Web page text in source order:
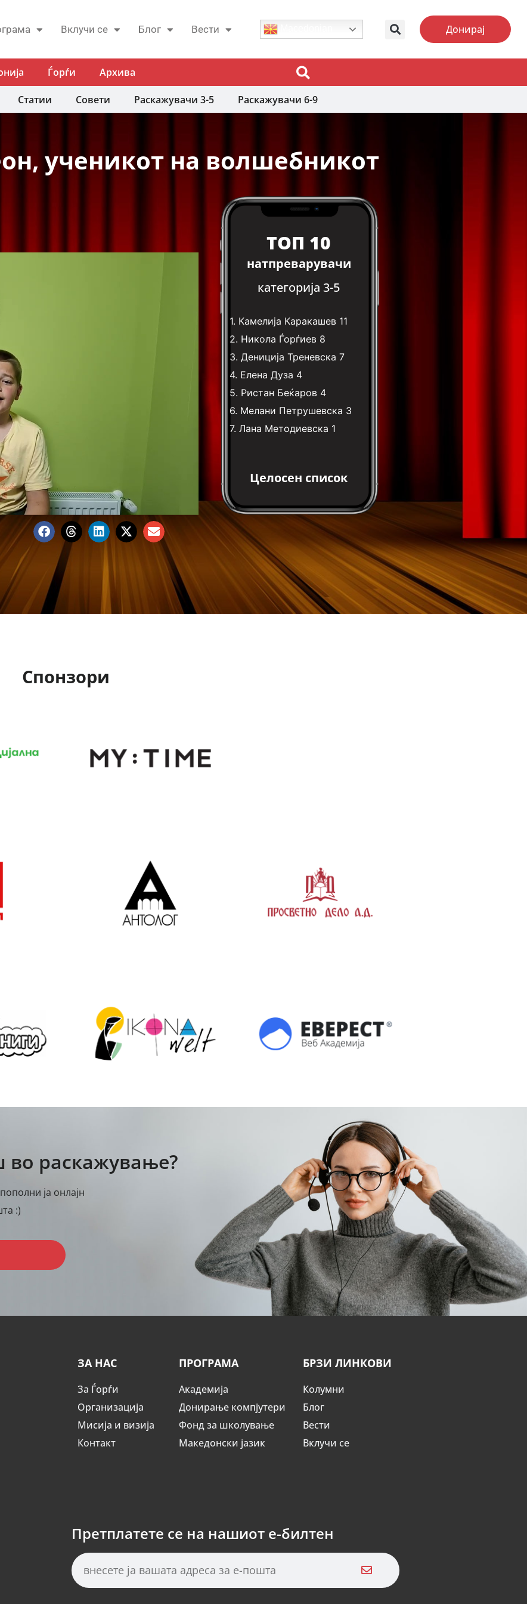
Вклучи се Блог Вести Донирај
Ѓорѓи Архива
Статии Совети Раскажувачи 3-5 Раскажувачи 6-9
ученикот на волшебникот
ТОП 10
натпреварувачи
категорија 3-5
1. Камелија Каракашев 11
2. Никола Ѓорѓиев 8
3. Дениција Треневска 7
4. Елена Дуза 4
5. Ристан Беќаров 4
6. Мелани Петрушевска 3
7. Лана Методиевска 1
Целосен список
Спонзори
во раскажување?
ја онлајн
:)
ЗА НАС
За Ѓорѓи
Организација
Мисија и визија
Контакт
ПРОГРАМА
Академија
Донирање компјутери
Фонд за школување
Македонски јазик
БРЗИ ЛИНКОВИ
Колумни
Блог
Вести
Вклучи се
Претплатете се на нашиот е-билтен